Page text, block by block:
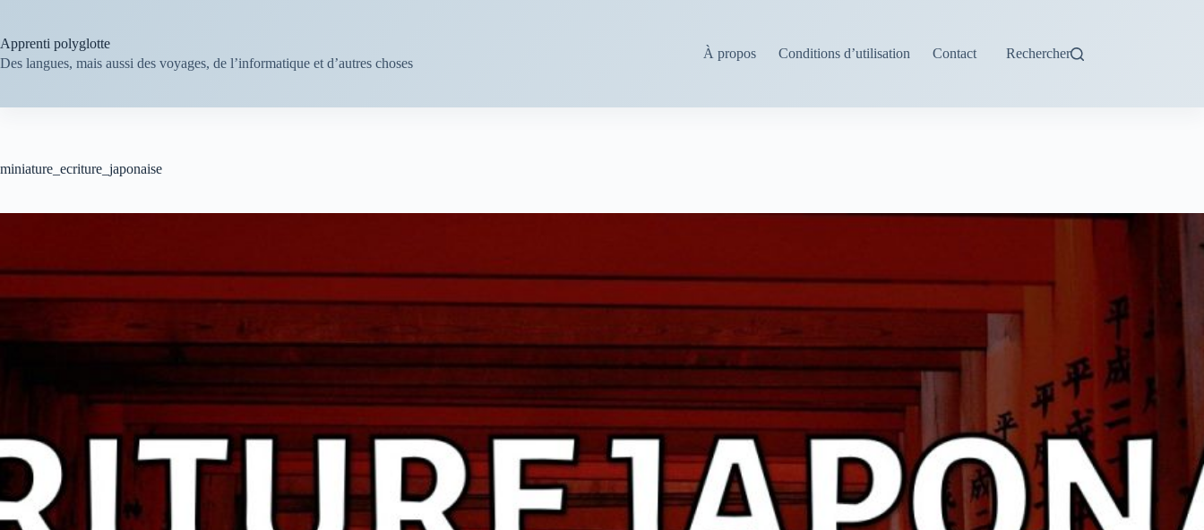
contenu
Apprenti polyglotte
Des langues, mais aussi des voyages, de l’informatique et d’autres choses
À propos Conditions d’utilisation Contact Rechercher
miniature_ecriture_japonaise